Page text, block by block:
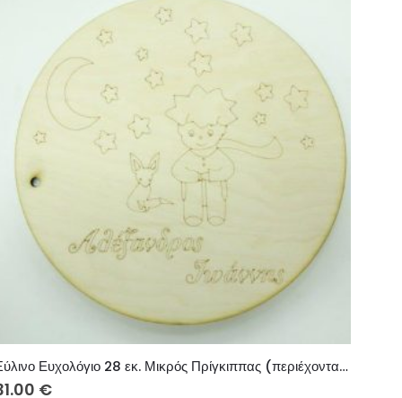
Ξύλινο Ευχολόγιο 28 εκ. Μικρός Πρίγκιππας (περιέχονται 15 φύλλα φύλλα κανσόν λευκά ή ιβουάρ)
€